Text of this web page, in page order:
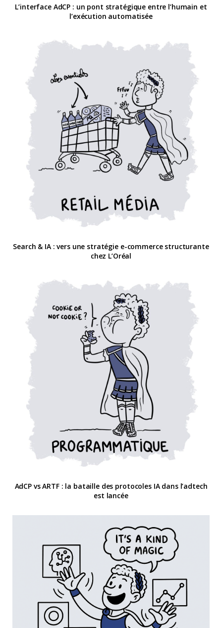
L’interface AdCP : un pont stratégique entre l’humain et
l’exécution automatisée
Search & IA : vers une stratégie e-commerce structurante
chez L’Oréal
AdCP vs ARTF : la bataille des protocoles IA dans l’adtech
est lancée